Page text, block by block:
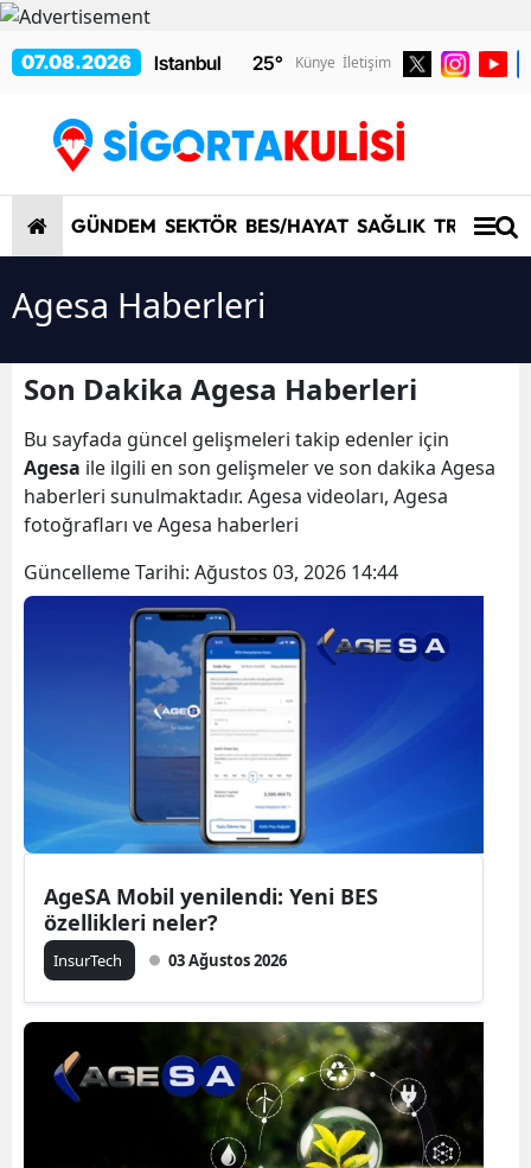
07.08.2026 25° Künye İletişim
GÜNDEM SEKTÖR BES/HAYAT SAĞLIK TRAFİK/
Agesa Haberleri
Son Dakika Agesa Haberleri
Bu sayfada güncel gelişmeleri takip edenler için
Agesa ile ilgili en son gelişmeler ve son dakika Agesa
haberleri sunulmaktadır. Agesa videoları, Agesa
fotoğrafları ve Agesa haberleri
Güncelleme Tarihi: Ağustos 03, 2026 14:44
AgeSA Mobil yenilendi: Yeni BES
özellikleri neler?
InsurTech 03 Ağustos 2026